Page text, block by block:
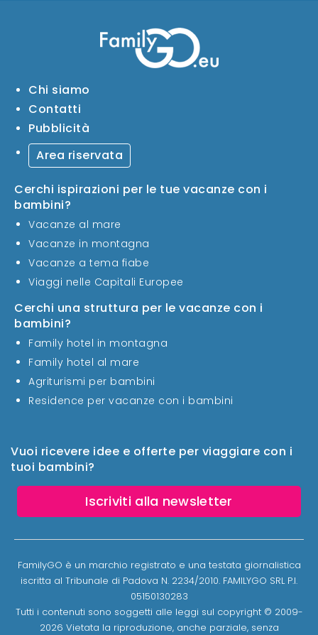
Vuoi ricevere idee e offerte per viaggiare con i
tuoi bambini?
Iscriviti alla newsletter
Chi siamo
Contatti
Pubblicità
Area riservata
Cerchi ispirazioni per le tue vacanze con i
bambini?
Vacanze al mare
Vacanze in montagna
Vacanze a tema fiabe
Viaggi nelle Capitali Europee
Cerchi una struttura per le vacanze con i
bambini?
Family hotel in montagna
Family hotel al mare
Agriturismi per bambini
Residence per vacanze con i bambini
FamilyGO è un marchio registrato e una testata giornalistica
iscritta al Tribunale di Padova N. 2234/2010. FAMILYGO SRL P.I.
05150130283
Tutti i contenuti sono soggetti alle leggi sul copyright © 2009-
2026 Vietata la riproduzione, anche parziale, senza